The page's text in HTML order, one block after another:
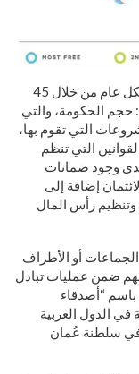
ويقيس التقرير الحرية الاقتصادية في الدول بشكل عام من خلال 45
الحكومة، والتي
التي تقوم بها،
التي تنظم
وجود ضمانات
إضافة إلى
وتنظيم رأس المال
الجماعات أو الأطراف
ضمن عمليات تبادل
“أصدقاء
في الدول العربية
في سلطنة عُمان